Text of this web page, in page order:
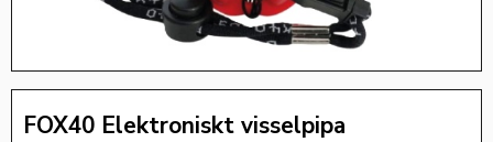
FOX40 Elektroniskt visselpipa